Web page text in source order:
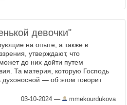
девочки"
на опыте, а также в
утверждают, что
до них дойти путем
Та материя, которую Господь
духоносной — об этом говорит
03-10-2024 — mmekourdukova